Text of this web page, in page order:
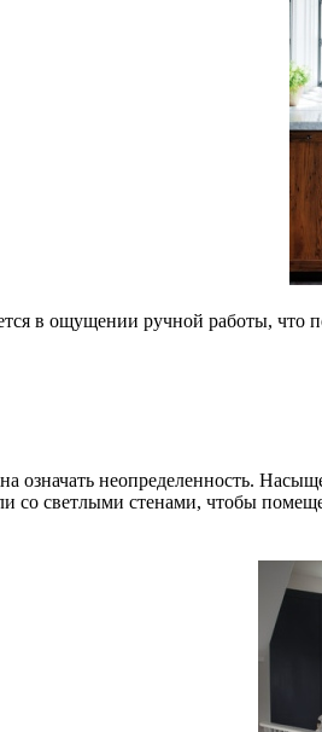
в ощущении ручной работы,
означать неопределенность.
со светлыми стенами, чтобы